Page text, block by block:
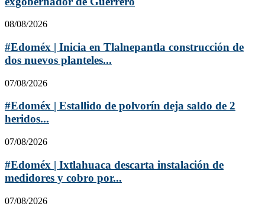
08/08/2026
#Edoméx | Inicia en Tlalnepantla construcción de
dos nuevos planteles...
07/08/2026
#Edoméx | Estallido de polvorín deja saldo de 2
heridos...
07/08/2026
#Edoméx | Ixtlahuaca descarta instalación de
medidores y cobro por...
07/08/2026